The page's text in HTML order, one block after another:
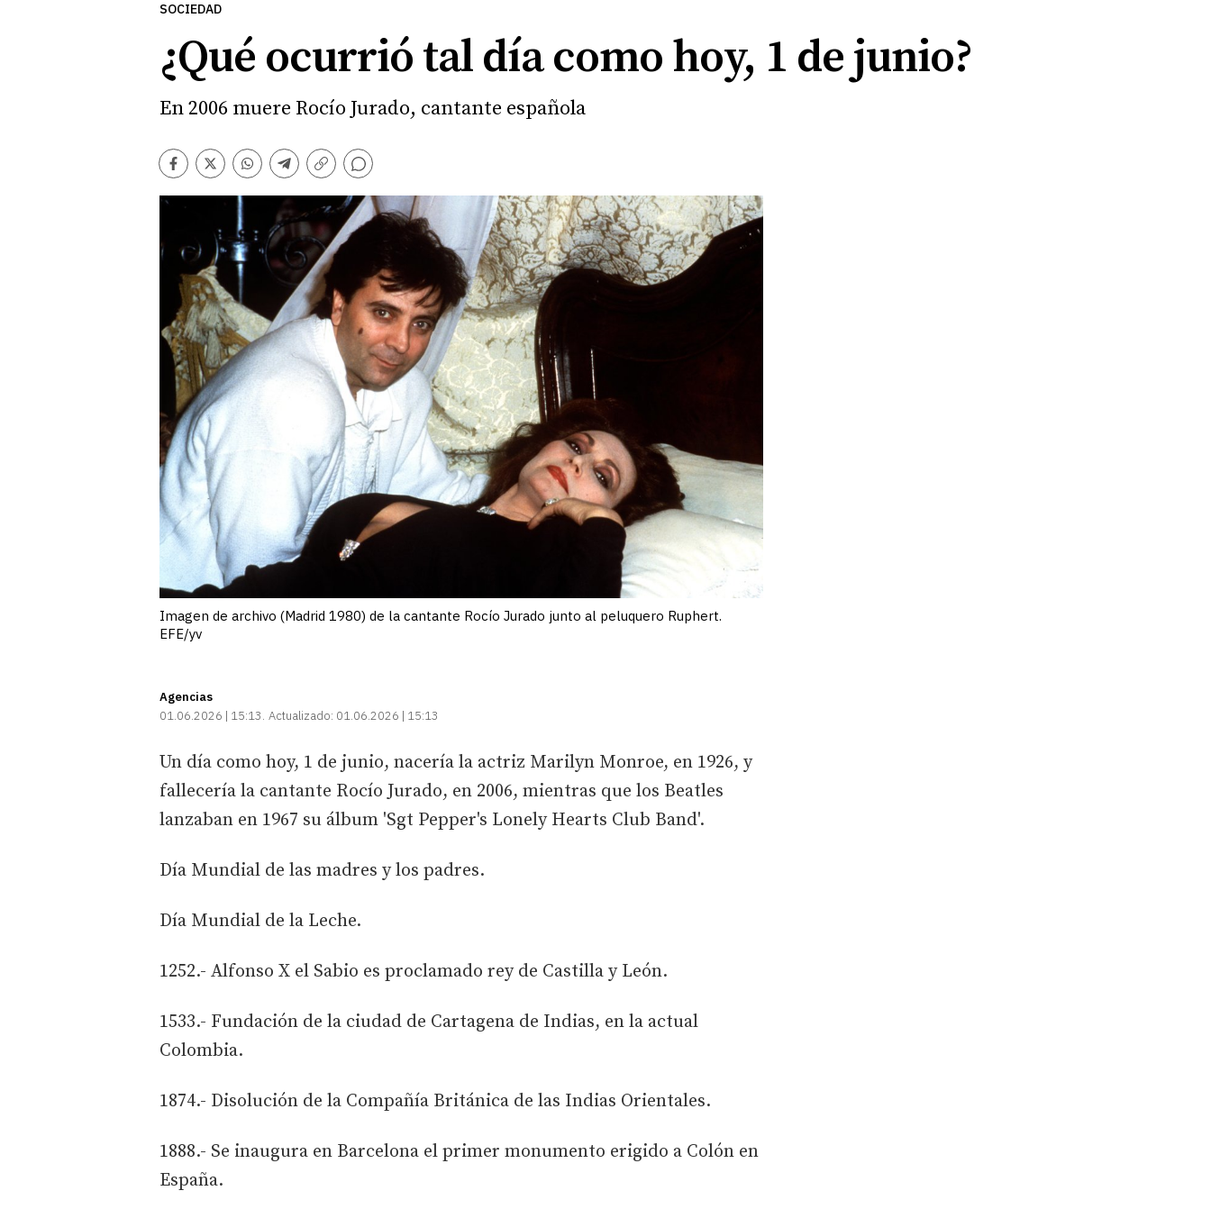
SOCIEDAD
¿Qué ocurrió tal día como hoy, 1 de junio?
En 2006 muere Rocío Jurado, cantante española
Facebook
TwitterWhatsapp
Telegram
Copiar
enlace
Comentarios
Imagen de archivo (Madrid 1980) de la cantante Rocío Jurado junto al peluquero Ruphert.
EFE/yv
Agencias
01.06.2026 | 15:13 Actualizado: 01.06.2026 | 15:13
Un día como hoy, 1 de junio, nacería la actriz Marilyn Monroe, en 1926, y
fallecería la cantante Rocío Jurado, en 2006, mientras que los Beatles
lanzaban en 1967 su álbum 'Sgt Pepper's Lonely Hearts Club Band'.
Día Mundial de las madres y los padres.
Día Mundial de la Leche.
1252.- Alfonso X el Sabio es proclamado rey de Castilla y León.
1533.- Fundación de la ciudad de Cartagena de Indias, en la actual
Colombia.
1874.- Disolución de la Compañía Británica de las Indias Orientales.
1888.- Se inaugura en Barcelona el primer monumento erigido a Colón en
España.